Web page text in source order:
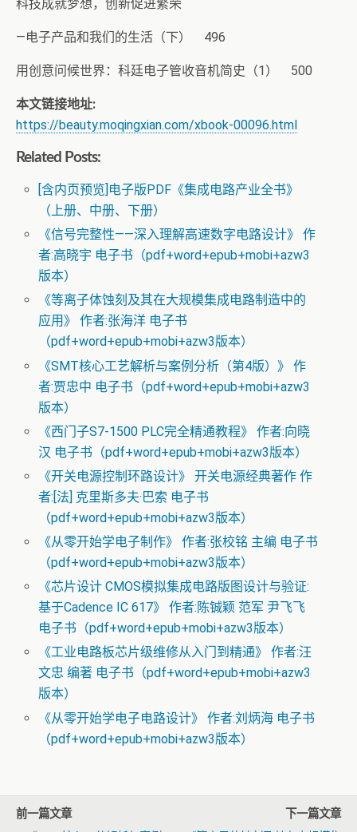
科技成就梦想，创新促进繁荣
—电子产品和我们的生活（下） 496
用创意问候世界：科廷电子管收音机简史（1） 500
本文链接地址:
https://beauty.moqingxian.com/xbook-00096.html
Related Posts:
[含内页预览]电子版PDF《集成电路产业全书》
（上册、中册、下册）
《信号完整性——深入理解高速数字电路设计》 作
者:高晓宇 电子书（pdf+word+epub+mobi+azw3
版本）
《等离子体蚀刻及其在大规模集成电路制造中的
应用》 作者:张海洋 电子书
（pdf+word+epub+mobi+azw3版本）
《SMT核心工艺解析与案例分析（第4版）》 作
者:贾忠中 电子书（pdf+word+epub+mobi+azw3
版本）
《西门子S7-1500 PLC完全精通教程》 作者:向晓
汉 电子书（pdf+word+epub+mobi+azw3版本）
《开关电源控制环路设计》 开关电源经典著作 作
者:[法] 克里斯多夫·巴索 电子书
（pdf+word+epub+mobi+azw3版本）
《从零开始学电子制作》 作者:张校铭 主编 电子书
（pdf+word+epub+mobi+azw3版本）
《芯片设计 CMOS模拟集成电路版图设计与验证:
基于Cadence IC 617》 作者:陈铖颖 范军 尹飞飞
电子书（pdf+word+epub+mobi+azw3版本）
《工业电路板芯片级维修从入门到精通》 作者:汪
文忠 编著 电子书（pdf+word+epub+mobi+azw3
版本）
《从零开始学电子电路设计》 作者:刘炳海 电子书
（pdf+word+epub+mobi+azw3版本）
前一篇文章
下一篇文章